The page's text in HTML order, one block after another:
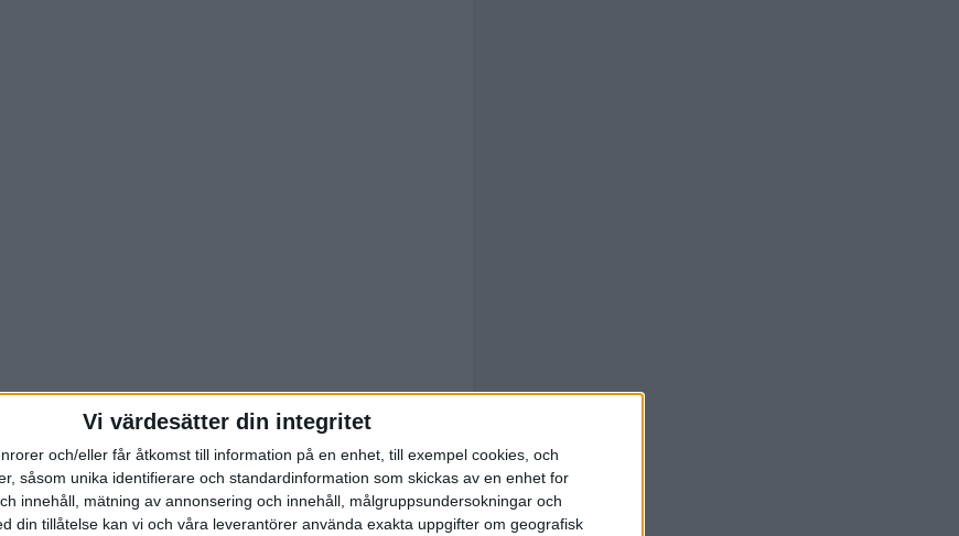
Vi värdesätter din integritet
och/eller får åtkomst till information på en enhet, till exempel cookies, och
såsom unika identifierare och standardinformation som skickas av en enhet for
innehåll, mätning av annonsering och innehåll, målgruppsundersokningar och
din tillåtelse kan vi och våra leverantörer använda exakta uppgifter om geografisk